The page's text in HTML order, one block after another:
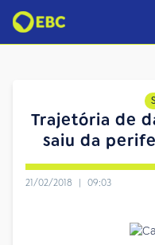
Trajetória de
saiu da
21/02/2018 | 09:03